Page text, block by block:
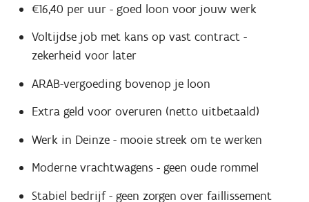
€16,40 per uur - goed loon voor jouw werk
Voltijdse job met kans op vast contract -
zekerheid voor later
ARAB-vergoeding bovenop je loon
Extra geld voor overuren (netto uitbetaald)
Werk in Deinze - mooie streek om te werken
Moderne vrachtwagens - geen oude rommel
Stabiel bedrijf - geen zorgen over faillissement